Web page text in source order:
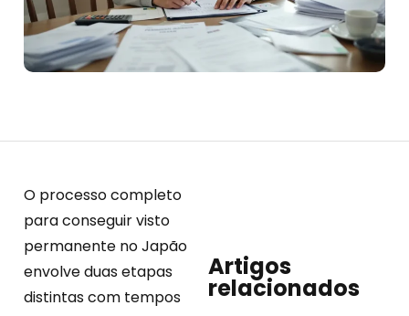
O processo completo
para conseguir visto
permanente no Japão
envolve duas etapas
distintas com tempos
Artigos
relacionados